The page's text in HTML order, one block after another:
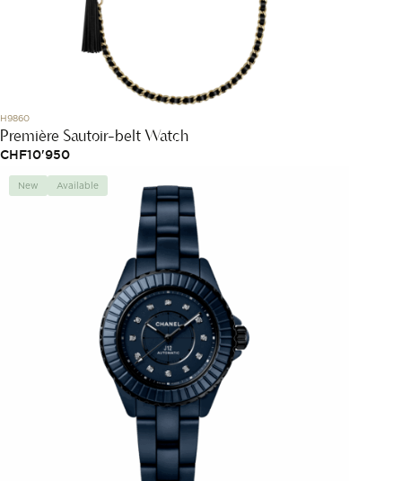
H9860
Première Sautoir-belt Watch
CHF 10'950
New Available